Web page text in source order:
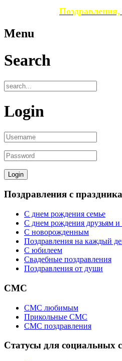
Menu
Search
Login
Поздравления с
С днем рождения семье
С днем рождения друзьям и
C новорожденным
Поздравления на каждый
С юбилеем
Свадебные поздравления
Поздравления от души
СМС
СМС любимым
Прикольные СМС
СМС поздравления
Статусы для социальных